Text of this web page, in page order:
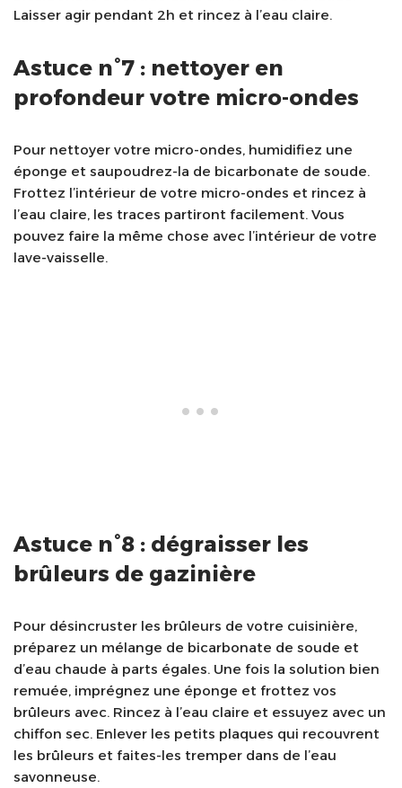
Laisser agir pendant 2h et rincez à l’eau claire.
Astuce n°7 : nettoyer en
profondeur votre micro-ondes
Pour nettoyer votre micro-ondes, humidifiez une
éponge et saupoudrez-la de bicarbonate de soude.
Frottez l’intérieur de votre micro-ondes et rincez à
l’eau claire, les traces partiront facilement. Vous
pouvez faire la même chose avec l’intérieur de votre
lave-vaisselle.
Astuce n°8 : dégraisser les
brûleurs de gazinière
Pour désincruster les brûleurs de votre cuisinière,
préparez un mélange de bicarbonate de soude et
d’eau chaude à parts égales. Une fois la solution bien
remuée, imprégnez une éponge et frottez vos
brûleurs avec. Rincez à l’eau claire et essuyez avec un
chiffon sec. Enlever les petits plaques qui recouvrent
les brûleurs et faites-les tremper dans de l’eau
savonneuse.